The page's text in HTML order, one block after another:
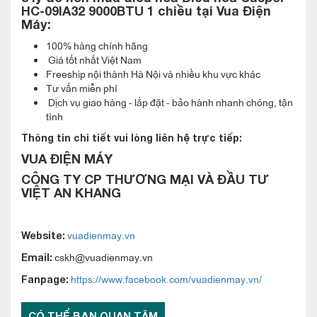
Thiết kế đẹp mắt, đơn giản của điều hòa
LG 24000btu 1 chiều AMNQ24GSKB0
Dàn lạnh treo tường multi
AMNQ18GSKB0được thiết kế với kiểu dáng nhỏ gọn, đường
nét góc cạnh hài hòa phối cùng gam màu trắng tinh tế, điều
hòa multi LG 24000btu 1 chiều AMNQ24GSKB0 góp phần tạo
nên vẻ đẹp hiện đại, thanh lịch cho mọi không gian nội thất.
Với công suất 2224000BTU, điều hòa multi LG 24000btu
AMNQ24GSKB0 phù hợp lắp đặt cho phòng ngủ, phòng đọc
sách… diện tích dưới 35m2.
HC-09IA32 9000BTU 1 chiều tại Vua Điện
Máy:
100% hàng chính hãng
Giá tốt nhất Việt Nam
Freeship nội thành Hà Nội và nhiều khu vực khác
Tư vấn miễn phí
Dịch vụ giao hàng - lắp đặt - bảo hành nhanh chóng, tận
tình
Thông tin chi tiết vui lòng liên hệ trực tiếp:
VUA ĐIỆN MÁY
CÔNG TY CP THƯƠNG MẠI VÀ ĐẦU TƯ
VIỆT AN KHANG
Website: vuadienmay.vn
Email: cskh@vuadienmay.vn
Fanpage: https://www.facebook.com/vuadienmay.vn/